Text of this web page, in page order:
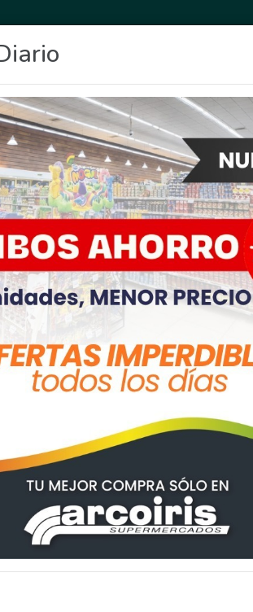
FIGHIERA GENERAL LAGOS
tres nenes en una ludoteca de San
POLICIALES